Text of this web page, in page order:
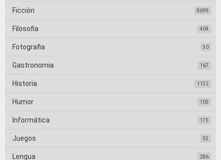
Ficción 8699
Filosofia 404
Fotografia 30
Gastronomia 167
Historia 1132
Humor 105
Informática 175
Juegos 53
Lengua 286